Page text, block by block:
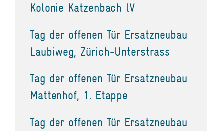
Kolonie Katzenbach lV
Tag der offenen Tür Ersatzneubau
Laubiweg, Zürich-Unterstrass
Tag der offenen Tür Ersatzneubau
Mattenhof, 1. Etappe
Tag der offenen Tür Ersatzneubau